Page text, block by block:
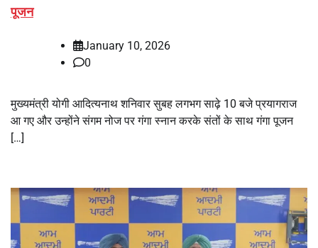
पूजन
January 10, 2026
0
मुख्यमंत्री योगी आदित्यनाथ शनिवार सुबह लगभग साढ़े 10 बजे प्रयागराज
आ गए और उन्होंने संगम नोज पर गंगा स्नान करके संतों के साथ गंगा पूजन
[…]